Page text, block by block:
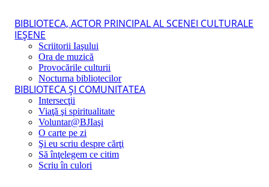
BIBLIOTECA, ACTOR PRINCIPAL AL SCENEI CULTURALE
IEŞENE
Scriitorii Iaşului
Ora de muzică
Provocările culturii
Nocturna bibliotecilor
BIBLIOTECA ŞI COMUNITATEA
Intersecţii
Viaţă şi spiritualitate
Voluntar@BJIaşi
O carte pe zi
Şi eu scriu despre cărţi
Să înţelegem ce citim
Scriu în culori